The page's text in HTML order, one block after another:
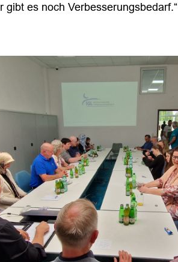
gibt es noch Verbesserungsbedarf.“